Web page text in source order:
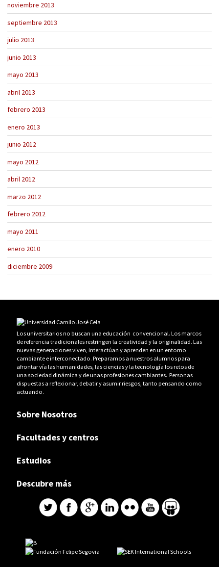
noviembre 2013
septiembre 2013
julio 2013
junio 2013
mayo 2013
abril 2013
febrero 2013
enero 2013
junio 2012
mayo 2012
abril 2012
marzo 2012
febrero 2012
mayo 2011
enero 2010
diciembre 2009
Los universitarios no buscan una educación convencional. Los marcos
de referencia tradicionales restringen la creatividad y la originalidad. Las
nuevas generaciones viven, interactúan y aprenden en un entorno
cambiante e interconectado. Preparamos a nuestros alumnos para
afrontar vía las humanidades, las ciencias y la tecnología los retos de
una sociedad dinámica y de unas profesiones cambiantes. Personas
dispuestas a reflexionar, debatir y asumir riesgos, tanto pensando como
actuando.
Sobre Nosotros
Facultades y centros
Estudios
Descubre más